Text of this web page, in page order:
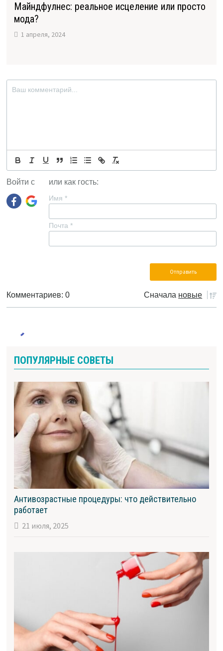
Майндфулнес: реальное исцеление или просто
мода?
1 апреля, 2024
Войти с или как гость:
Имя *
Почта *
Комментариев: 0 Сначала новые
ПОПУЛЯРНЫЕ СОВЕТЫ
Антивозрастные процедуры: что действительно
работает
21 июля, 2025